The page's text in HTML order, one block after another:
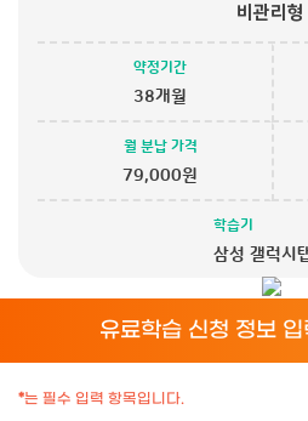
비관리형
약정기간
38개월
월 분납 가격
79,000원
학습기
삼성 갤럭시
유료학습 신청 정보
*는 필수 입력 항목입니다.